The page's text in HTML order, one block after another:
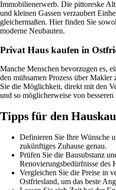
Immobilienerwerb. Die pittoreske
und kleinen Gassen verzaubert
gleichermaßen. Hier finden Sie
moderne Neubauten.
Privat Haus kaufen in
Manche Menschen bevorzugen es,
den mühsamen Prozess über Makler
Sie die Möglichkeit, direkt mit den
und so möglicherweise von
Tipps für den
Definieren Sie Ihre Wünsche
zukünftiges Zuhause genau.
Prüfen Sie die Bausubstanz
Renovierungsbedürfnisse des
Vergleichen Sie die Preise in
Ostfriesland, um das beste